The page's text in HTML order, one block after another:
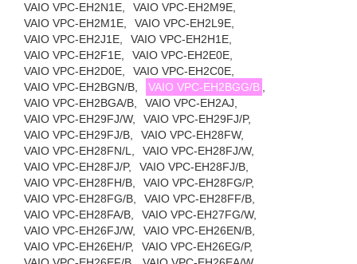
VAIO VPC-EH2N1E,
VAIO VPC-EH2M9E,
VAIO VPC-EH2M1E,
VAIO VPC-EH2L9E,
VAIO VPC-EH2J1E,
VAIO VPC-EH2H1E,
VAIO VPC-EH2F1E,
VAIO VPC-EH2E0E,
VAIO VPC-EH2D0E,
VAIO VPC-EH2C0E,
VAIO VPC-EH2BGN/B,
VAIO VPC-EH2BGG/B ,
VAIO VPC-EH2BGA/B,
VAIO VPC-EH2AJ,
VAIO VPC-EH29FJ/W,
VAIO VPC-EH29FJ/P,
VAIO VPC-EH29FJ/B,
VAIO VPC-EH28FW,
VAIO VPC-EH28FN/L,
VAIO VPC-EH28FJ/W,
VAIO VPC-EH28FJ/P,
VAIO VPC-EH28FJ/B,
VAIO VPC-EH28FH/B,
VAIO VPC-EH28FG/P,
VAIO VPC-EH28FG/B,
VAIO VPC-EH28FF/B,
VAIO VPC-EH28FA/B,
VAIO VPC-EH27FG/W,
VAIO VPC-EH26FJ/W,
VAIO VPC-EH26EN/B,
VAIO VPC-EH26EH/P,
VAIO VPC-EH26EG/P,